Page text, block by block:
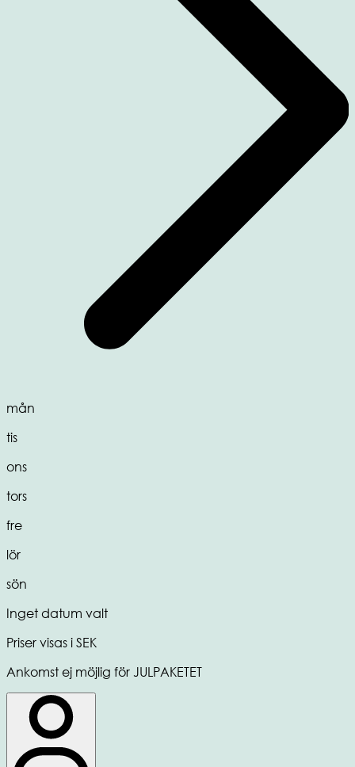
mån
tis
ons
tors
fre
lör
sön
Inget datum valt
Priser visas i SEK
Ankomst ej möjlig för JULPAKETET